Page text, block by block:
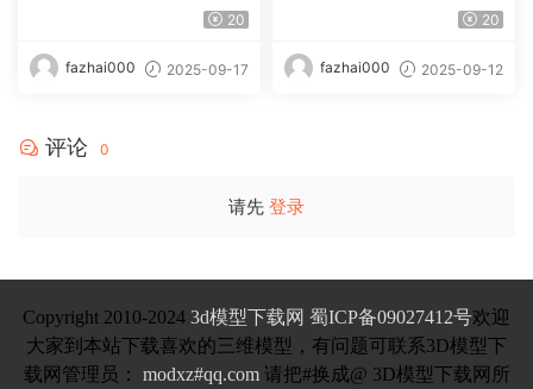
20
fazhai000 2025-09-17
20
fazhai000 2025-09-12
评论 0
请先 登录
Copyright 2010-2024 3d模型下载网 蜀ICP备09027412号欢迎
大家到本站下载喜欢的三维模型，有问题可联系3D模型下
载网管理员：
modxz#qq.com 请把#换成@ 3D模型下载网所